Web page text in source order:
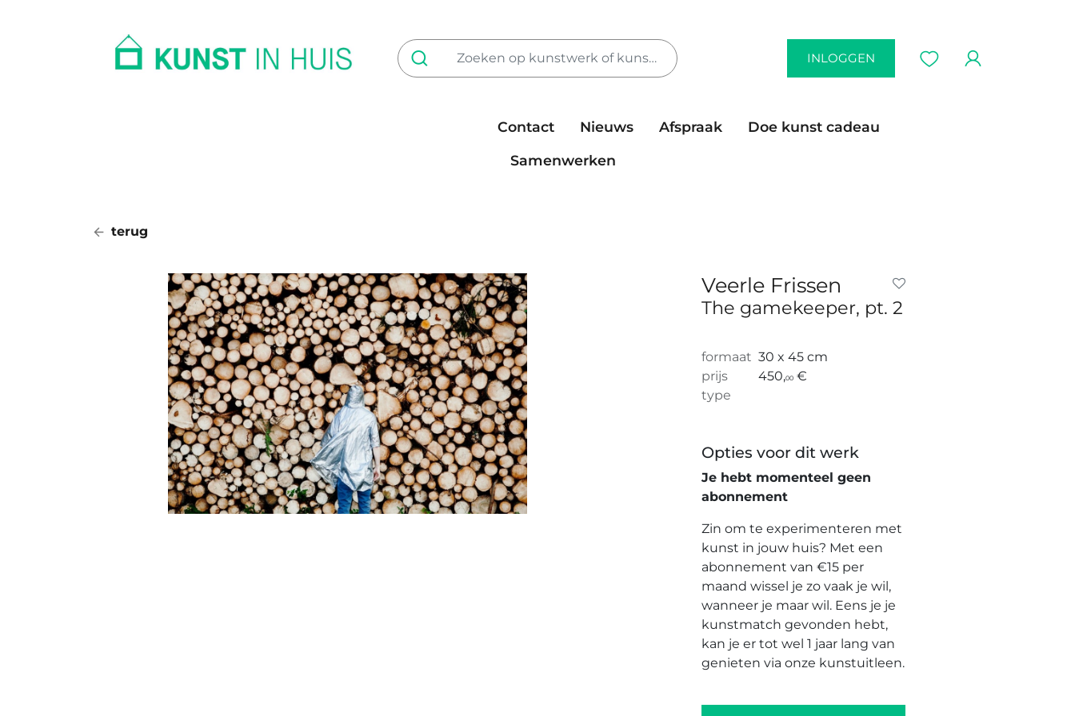
INLOGGEN
Contact Nieuws Afspraak
Doe kunst cadeau
Samenwerken
terug
Veerle Frissen
The gamekeeper, pt. 2
formaat 30 x 45 cm
prijs
450,00 €
type
Opties voor dit werk
Je hebt momenteel geen
abonnement
Zin om te experimenteren met
kunst in jouw huis? Met een
abonnement van €15 per
maand wissel je zo vaak je wil,
wanneer je maar wil. Eens je je
kunstmatch gevonden hebt,
kan je er tot wel 1 jaar lang van
genieten via onze kunstuitleen.